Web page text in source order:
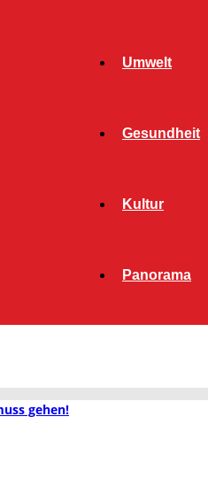
Umwelt
Gesundheit
Kultur
Panorama
gehen!